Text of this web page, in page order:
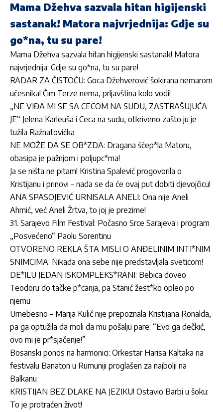
Mama Džehva sazvala hitan higijenski
sastanak! Matora najvrjednija: Gdje su
go*na, tu su pare!
Mama Džehva sazvala hitan higijenski sastanak! Matora
najvrjednija: Gdje su go*na, tu su pare!
RADAR ZA ČISTOĆU: Goca Džehverović šokirana nemarom
učesnika! Čim Terze nema, prljavština kolo vodi!
„NE VIĐA MI SE SA CECOM NA SUDU, ZASTRAŠUJUĆA
JE“ Jelena Karleuša i Ceca na sudu, otkriveno zašto ju je
tužila Ražnatovićka
NE MOŽE DA SE OB*ZDA: Dragana ščep*la Matoru,
obasipa je pažnjom i poljupc*ma!
Ja se ništa ne pitam! Kristina Spalević progovorila o
Kristijanu i prinovi – nada se da će ovaj put dobiti djevojčicu!
ANA SPASOJEVIĆ URNISALA ANELI: Ona nije Aneli
Ahmić, već Aneli Žrtva, to joj je prezime!
31. Sarajevo Film Festival: Počasno Srce Sarajeva i program
„Posvećeno“ Paolu Sorentinu
OTVORENO REKLA ŠTA MISLI O ANĐELINIM INTI*NIM
SNIMCIMA: Nikada ona sebe nije predstavljala sveticom!
DE*ILU JEDAN ISKOMPLEKS*RANI: Bebica doveo
Teodoru do tačke p*canja, pa Stanić žest*ko opleo po
njemu
Urnebesno – Marija Kulić nije prepoznala Kristijana Ronalda,
pa ga optužila da moli da mu pošalju pare: “Evo ga dečkić,
ovo mi je pr*sjačenje!”
Bosanski ponos na harmonici: Orkestar Harisa Kaltaka na
festivalu Banaton u Rumuniji proglašen za najbolji na
Balkanu
KRISTIJAN BEZ DLAKE NA JEZIKU! Ostavio Barbi u šoku:
To je protraćen život!